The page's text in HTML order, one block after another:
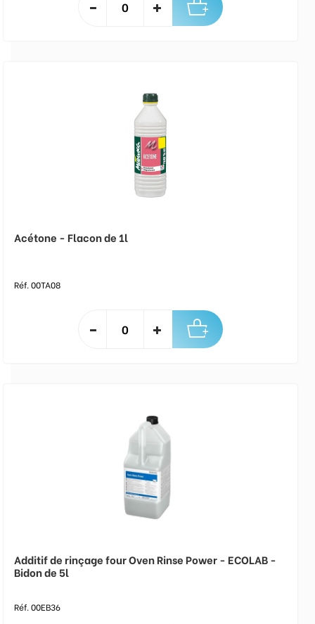
Acétone - Flacon de 1l
Réf. 00TA08
Additif de rinçage four Oven Rinse Power - ECOLAB -
Bidon de 5l
Réf. 00EB36